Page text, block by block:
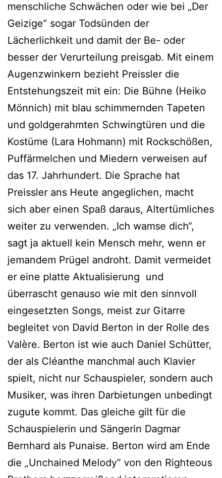
menschliche Schwächen oder wie bei „Der
Geizige“ sogar Todsünden der
Lächerlichkeit und damit der Be- oder
besser der Verurteilung preisgab. Mit einem
Augenzwinkern bezieht Preissler die
Entstehungszeit mit ein: Die Bühne (Heiko
Mönnich) mit blau schimmernden Tapeten
und goldgerahmten Schwingtüren und die
Kostüme (Lara Hohmann) mit Rockschößen,
Puffärmelchen und Miedern verweisen auf
das 17. Jahrhundert. Die Sprache hat
Preissler ans Heute angeglichen, macht
sich aber einen Spaß daraus, Altertümliches
weiter zu verwenden. „Ich wamse dich“,
sagt ja aktuell kein Mensch mehr, wenn er
jemandem Prügel androht. Damit vermeidet
er eine platte Aktualisierung und
überrascht genauso wie mit den sinnvoll
eingesetzten Songs, meist zur Gitarre
begleitet von David Berton in der Rolle des
Valère. Berton ist wie auch Daniel Schütter,
der als Cléanthe manchmal auch Klavier
spielt, nicht nur Schauspieler, sondern auch
Musiker, was ihren Darbietungen unbedingt
zugute kommt. Das gleiche gilt für die
Schauspielerin und Sängerin Dagmar
Bernhard als Punaise. Berton wird am Ende
die „Unchained Melody“ von den Righteous